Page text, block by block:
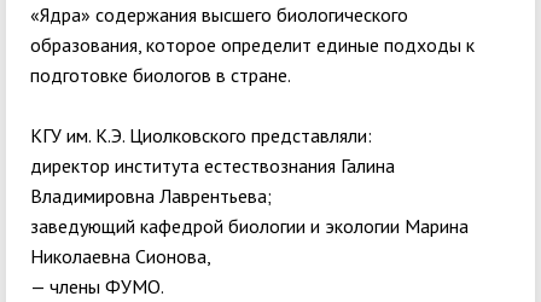
«Ядра» содержания высшего биологического
образования, которое определит единые подходы к
подготовке биологов в стране.
КГУ им. К.Э. Циолковского представляли:
директор института естествознания Галина
Владимировна Лаврентьева;
заведующий кафедрой биологии и экологии Марина
Николаевна Сионова,
— члены ФУМО.